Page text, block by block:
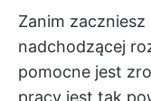
Zanim
nadchodzącej
pomocne jest
pracy jest tak